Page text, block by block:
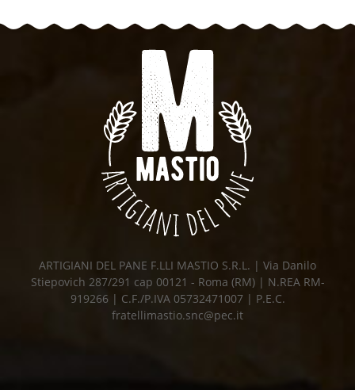
ARTIGIANI DEL PANE F.LLI MASTIO S.R.L. | Via Danilo
Stiepovich 287/291 cap 00121 - Roma (RM) | N.REA RM-
919266 | C.F./P.IVA 05732471007 | P.E.C.
fratellimastio.snc@pec.it